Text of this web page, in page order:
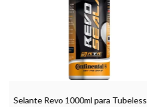
Selante Revo 1000ml para Tubeless